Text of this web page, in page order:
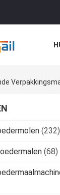
(232)
(68)